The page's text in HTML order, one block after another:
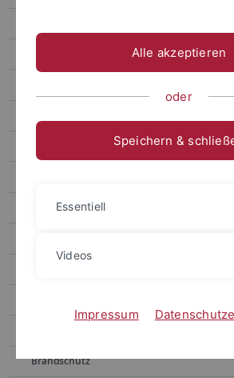
Organisation von Arbeits-, Gesundheits-
Persönliche Schutzausrüstungen
Biologische Sicherheit
Brandschutz
Alle akzeptieren
oder
Speichern &
Essentiell
Videos
Impressum